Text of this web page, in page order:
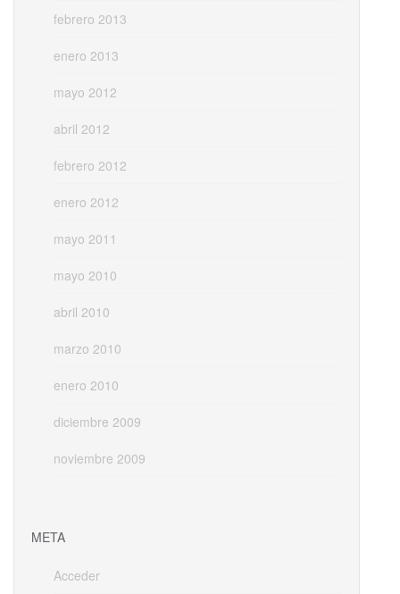
febrero 2013
enero 2013
mayo 2012
abril 2012
febrero 2012
enero 2012
mayo 2011
mayo 2010
abril 2010
marzo 2010
enero 2010
diciembre 2009
noviembre 2009
META
Acceder